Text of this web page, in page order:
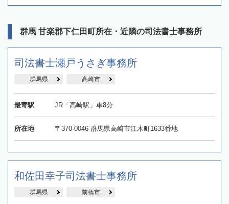
群馬 甘楽郡下仁田町所在・近隣の司法書士事務所
司法書士瀬戸うさぎ事務所
群馬県 高崎市
最寄駅 JR「高崎駅」車8分
所在地 〒370-0046 群馬県高崎市江木町1633番地
和佐田幸子司法書士事務所
群馬県 前橋市